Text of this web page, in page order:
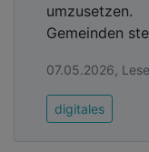
Gemeinden
07.05.2026,
digitales